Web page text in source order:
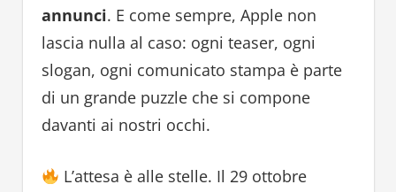
annunci. E come sempre, Apple non
lascia nulla al caso: ogni teaser, ogni
slogan, ogni comunicato stampa è parte
di un grande puzzle che si compone
davanti ai nostri occhi.
L’attesa è alle stelle. Il 29 ottobre